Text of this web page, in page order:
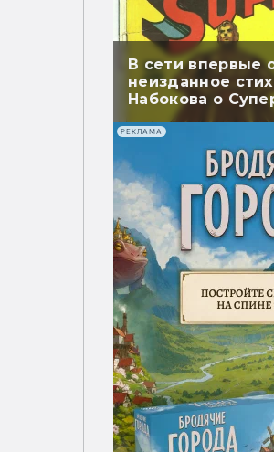
В сети впервые
неизданное
Набокова о
перевели
РЕКЛАМА